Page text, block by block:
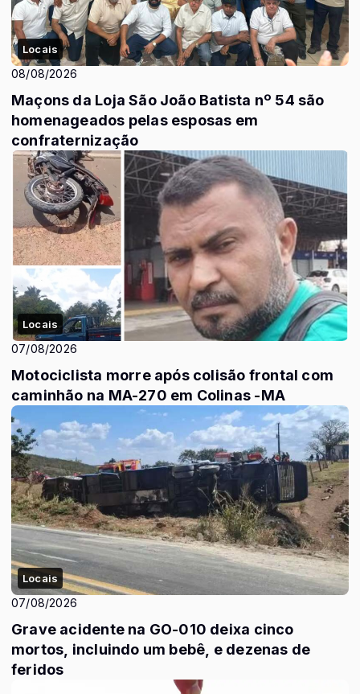
Locais
08/08/2026
Maçons da Loja São João Batista nº 54 são
homenageados pelas esposas em
confraternização
Locais
07/08/2026
Motociclista morre após colisão frontal com
caminhão na MA-270 em Colinas -MA
Locais
07/08/2026
Grave acidente na GO-010 deixa cinco
mortos, incluindo um bebê, e dezenas de
feridos